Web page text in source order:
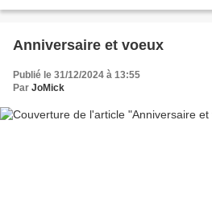
Anniversaire et voeux
Publié le 31/12/2024 à 13:55
Par JoMick